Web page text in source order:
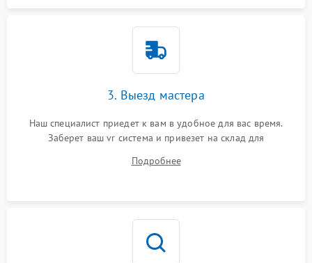
3. Выезд мастера
Наш специалист приедет к вам в удобное для вас время.
Заберет ваш vr система и привезет на склад для
Подробнее